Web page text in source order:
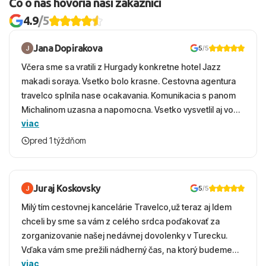
Čo o nás hovoria naši zákazníci
4.9/5
Jana Dopirakova 5/5
Včera sme sa vratili z Hurgady konkretne hotel Jazz
makadi soraya. Vsetko bolo krasne. Cestovna agentura
travelco splnila nase ocakavania. Komunikacia s panom
Michalinom uzasna a napomocna. Vsetko vysvetlil aj vo
vecernych hodinach zaco sa ospravedlnujem. Hotel
krasny, cisty. Sluzby top. Strava, prostredie, more,
viac
pred 1 týždňom
Juraj Koskovsky 5/5
Milý tím cestovnej kancelárie Travelco,už teraz aj Idem
chceli by sme sa vám z celého srdca poďakovať za
zorganizovanie našej nedávnej dovolenky v Turecku.
Vďaka vám sme prežili nádherný čas, na ktorý budeme
viac